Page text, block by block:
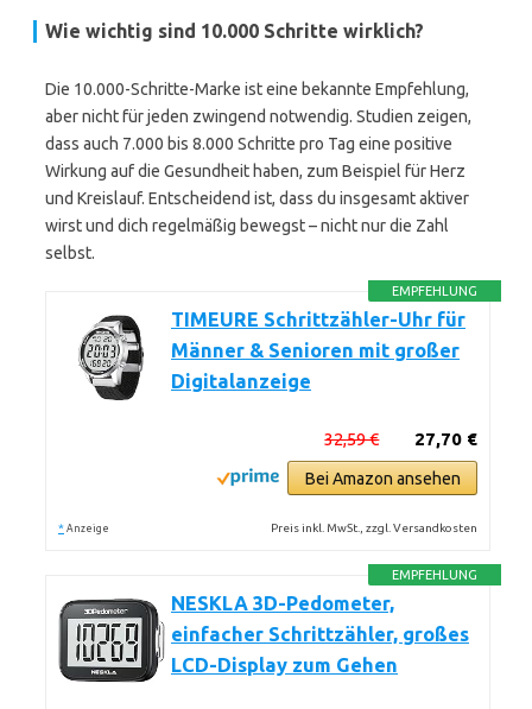
Wie wichtig sind 10.000 Schritte wirklich?
Die 10.000-Schritte-Marke ist eine bekannte Empfehlung,
aber nicht für jeden zwingend notwendig. Studien zeigen,
dass auch 7.000 bis 8.000 Schritte pro Tag eine positive
Wirkung auf die Gesundheit haben, zum Beispiel für Herz
und Kreislauf. Entscheidend ist, dass du insgesamt aktiver
wirst und dich regelmäßig bewegst – nicht nur die Zahl
selbst.
EMPFEHLUNG
TIMEURE Schrittzähler-Uhr für
Männer & Senioren mit großer
Digitalanzeige
27,70 €
32,59 €
Bei Amazon ansehen
* Anzeige Preis inkl. MwSt., zzgl. Versandkosten
EMPFEHLUNG
NESKLA 3D-Pedometer,
einfacher Schrittzähler, großes
LCD-Display zum Gehen